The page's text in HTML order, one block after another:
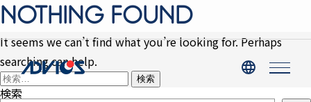
NOTHING FOUND
It seems we can’t find what you’re looking for. Perhaps
searching can help.
検
索:
検索